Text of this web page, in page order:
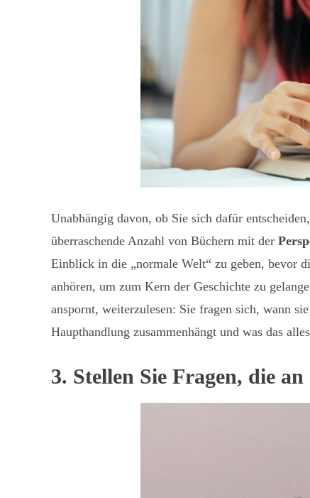
Unabhängig davon, ob Sie sich dafür entscheiden,
überraschende Anzahl von Büchern mit der
Einblick in die „normale Welt“ zu geben, bevor
anhören, um zum Kern der Geschichte zu
anspornt, weiterzulesen: Sie fragen sich, wann
Haupthandlung zusammenhängt und was das
3. Stellen Sie Fragen, die